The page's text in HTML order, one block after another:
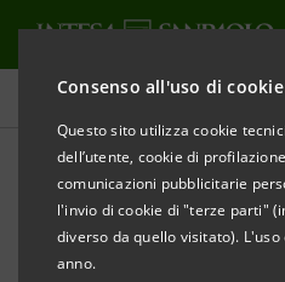
Consenso all'uso di cookie
Questo sito utilizza cookie
dell’utente, cookie di
comunicazioni pubblicitarie
l'invio di cookie di "terze parti"
diverso da quello visitato).
anno.
Comunicati stampa
STAMPA AGGIORNA
Indagine sul Risparmio
degli